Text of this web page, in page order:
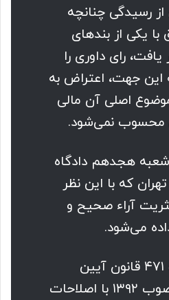
رسیدگی چنانچه
یکی از بندهای
یافت، رای داوری را
این جهت، اعتراض به
اصلی آن مالی
محسوب نمی‌شود.
شعبه هجدهم دادگاه
که با این نظر
آراء صحیح و
می‌شود.
این رای طبق ماده ۴۷۱ قانون آیین
دادرسی کیفری مصوب ۱۳۹۲ با اصلاحات